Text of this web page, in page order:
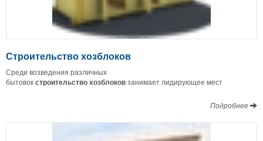
Строительство хозблоков
Среди возведения различных
бытовокстроительствохозблоковзанимает лидирующее мест
Подробнее